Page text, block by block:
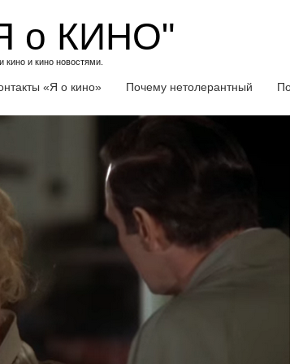
о КИНО"
кино и кино новостями.
«Я о кино» Почему нетолерантный